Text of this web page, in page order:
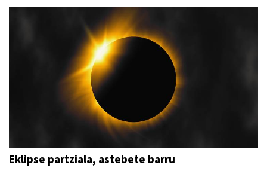
Eklipse partziala, astebete barru